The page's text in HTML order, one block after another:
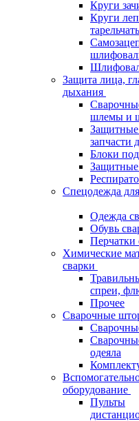
Круги
Круги
Защита лица,
дыхания
шлемы и
Защитные
запчасти
Блоки
Спецодежда
Одежда
Обувь
Перчатки
Химические
сварки
спреи,
Прочее
Сварочные
одеяла
оборудование
Пульты